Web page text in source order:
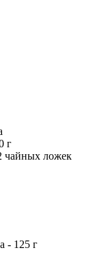
г
чайных ложек
- 125 г